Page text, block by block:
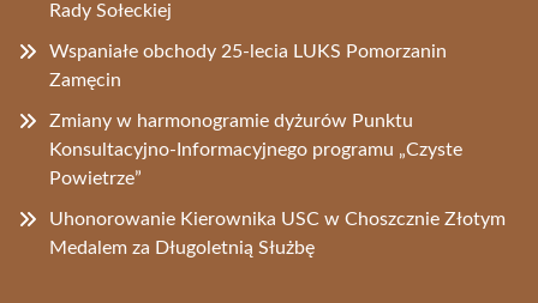
Rady Sołeckiej
Wspaniałe obchody 25-lecia LUKS Pomorzanin
Zamęcin
Zmiany w harmonogramie dyżurów Punktu
Konsultacyjno-Informacyjnego programu „Czyste
Powietrze”
Uhonorowanie Kierownika USC w Choszcznie Złotym
Medalem za Długoletnią Służbę